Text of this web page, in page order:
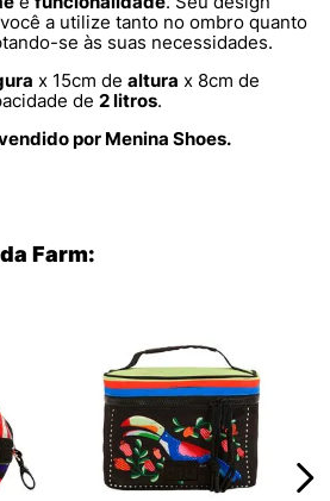
a utilize tanto no ombro quanto
se às suas necessidades.
x 15cm de altura x 8cm de
de 2 litros.
por Menina Shoes.
Farm: